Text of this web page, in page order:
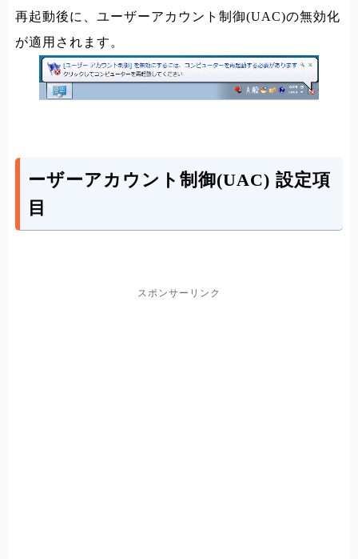
再起動後に、ユーザーアカウント制御(UAC)の無効化
が適用されます。
ーザーアカウント制御(UAC) 設定項
目
スポンサーリンク